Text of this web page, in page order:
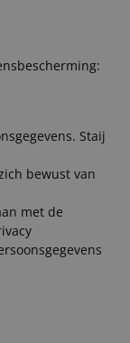
Staij
bewust van
met de